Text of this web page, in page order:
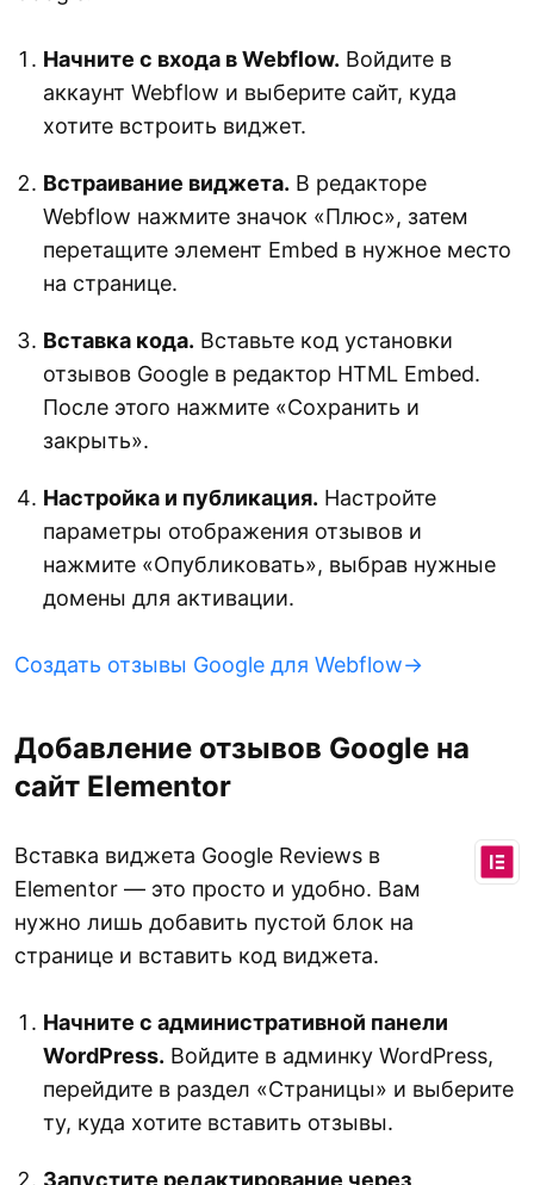
Начните с входа в Webflow. Войдите в
аккаунт Webflow и выберите сайт, куда
хотите встроить виджет.
Встраивание виджета. В редакторе
Webflow нажмите значок «Плюс», затем
перетащите элемент Embed в нужное место
на странице.
Вставка кода. Вставьте код установки
отзывов Google в редактор HTML Embed.
После этого нажмите «Сохранить и
закрыть».
Настройка и публикация. Настройте
параметры отображения отзывов и
нажмите «Опубликовать», выбрав нужные
домены для активации.
Создать отзывы Google для Webflow→
Добавление отзывов Google на
сайт Elementor
Вставка виджета Google Reviews в
Elementor — это просто и удобно. Вам
нужно лишь добавить пустой блок на
странице и вставить код виджета.
Начните с административной панели
WordPress. Войдите в админку WordPress,
перейдите в раздел «Страницы» и выберите
ту, куда хотите вставить отзывы.